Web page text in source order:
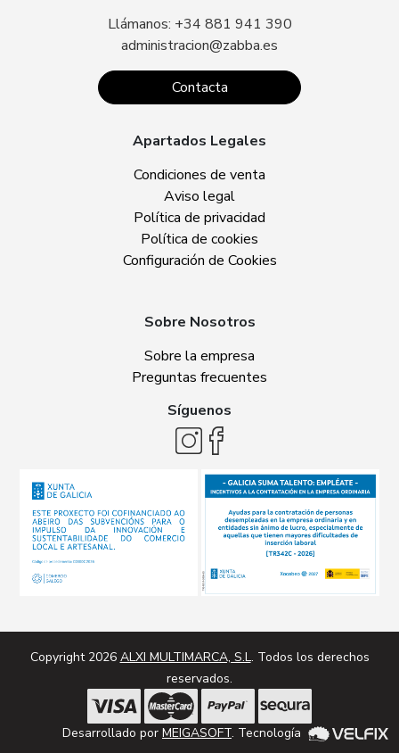
Llámanos: +34 881 941 390
administracion@zabba.es
Contacta
Apartados Legales
Condiciones de venta
Aviso legal
Política de privacidad
Política de cookies
Configuración de Cookies
Sobre Nosotros
Sobre la empresa
Preguntas frecuentes
Síguenos
Copyright 2026 ALXI MULTIMARCA, S.L. Todos los derechos
reservados.
Desarrollado por MEIGASOFT. Tecnología